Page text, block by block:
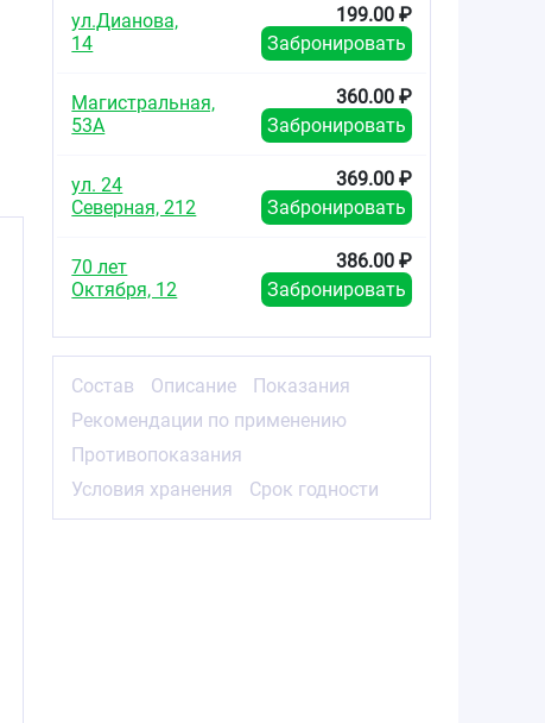
ул.Дианова,
14
199.00 ₽
Забронировать
Магистральная,
53А
360.00 ₽
Забронировать
ул. 24
Северная, 212
369.00 ₽
Забронировать
70 лет
Октября, 12
386.00 ₽
Забронировать
Состав Описание
Показания
Рекомендации по применению
Противопоказания
Условия хранения
Срок годности